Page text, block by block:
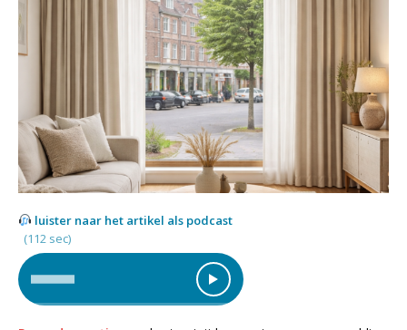
luister naar het artikel als podcast
(112 sec)